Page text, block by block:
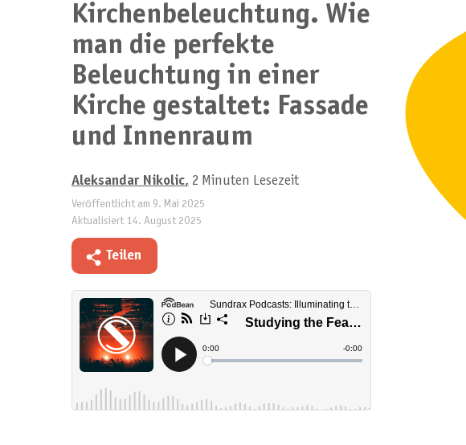
Kirchenbeleuchtung. Wie
man die perfekte
Beleuchtung in einer
Kirche gestaltet: Fassade
und Innenraum
Aleksandar Nikolic, 2 Minuten Lesezeit
Veröffentlicht am 9. Mai 2025
Aktualisiert 14. August 2025
Teilen